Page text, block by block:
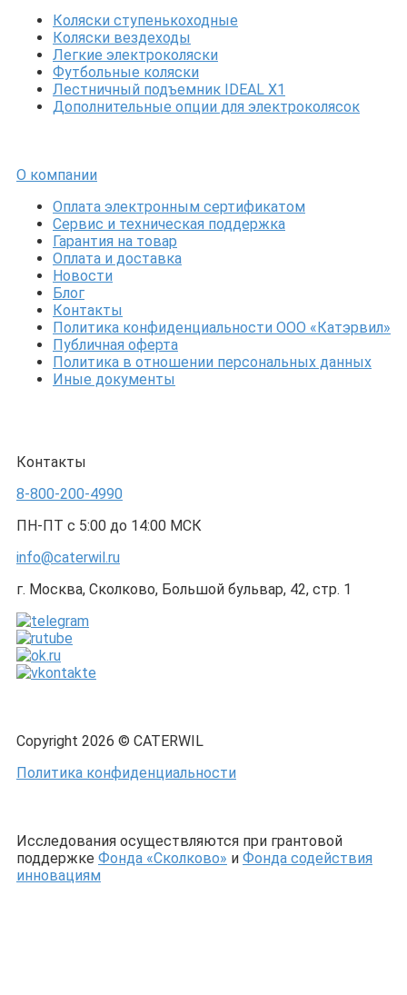
Коляски ступенькоходные
Коляски вездеходы
Легкие электроколяски
Футбольные коляски
Лестничный подъемник IDEAL X1
Дополнительные опции для электроколясок
О компании
Оплата электронным сертификатом
Сервис и техническая поддержка
Гарантия на товар
Оплата и доставка
Новости
Блог
Контакты
Политика конфиденциальности ООО «Катэрвил»
Публичная оферта
Политика в отношении персональных данных
Иные документы
Контакты
8-800-200-4990
ПН-ПТ с 5:00 до 14:00 МСК
info@caterwil.ru
г. Москва, Сколково, Большой бульвар, 42, стр. 1
Copyright 2026 © CATERWIL
Политика конфиденциальности
Исследования осуществляются при грантовой
поддержке Фонда «Сколково» и Фонда содействия
инновациям